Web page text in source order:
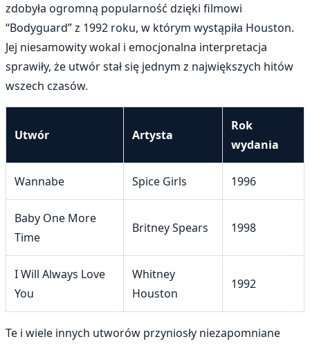
zdobyła ogromną popularność dzięki filmowi
“Bodyguard” z 1992 roku, w którym wystąpiła Houston.
Jej niesamowity wokal i emocjonalna interpretacja
sprawiły, że utwór stał się jednym z największych hitów
wszech czasów.
Utwór Artysta
Rok
wydania
Wannabe Spice Girls 1996
Baby One More
Time
Britney Spears 1998
I Will Always Love
You
Whitney
Houston
1992
Te i wiele innych utworów przyniosły niezapomniane